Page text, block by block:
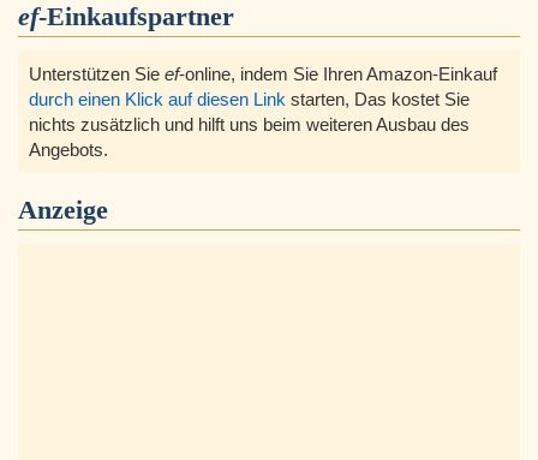
ef-Einkaufspartner
Unterstützen Sie ef-online, indem Sie Ihren Amazon-Einkauf
durch einen Klick auf diesen Link starten, Das kostet Sie
nichts zusätzlich und hilft uns beim weiteren Ausbau des
Angebots.
Anzeige